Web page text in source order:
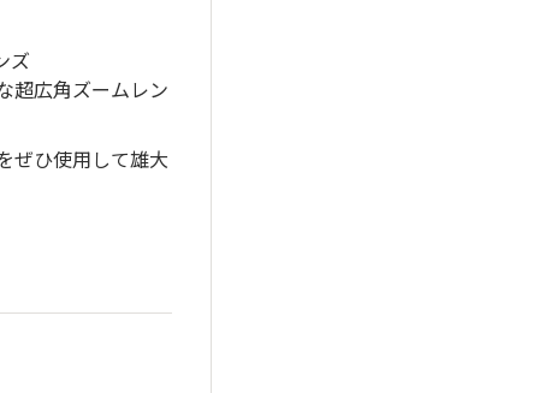
ズ
超広角ズームレン
ぜひ使用して雄大